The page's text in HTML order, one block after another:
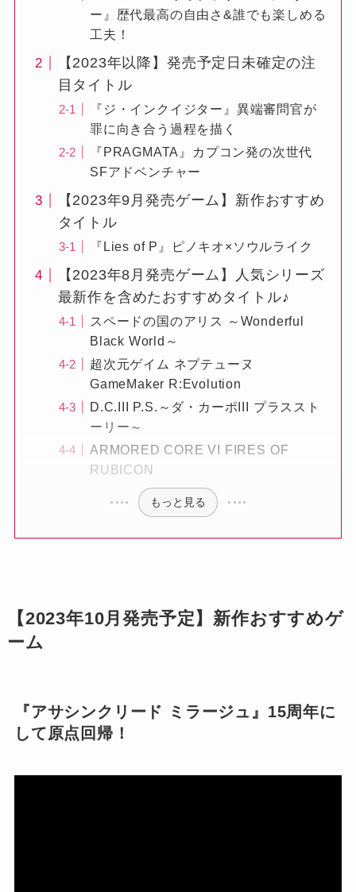
ー』歴代最高の自由さ&誰でも楽しめる
工夫！
【2023年以降】発売予定日未確定の注
目タイトル
『ジ・インクイジター』異端審問官が
罪に向き合う過程を描く
『PRAGMATA』カプコン発の次世代
SFアドベンチャー
【2023年9月発売ゲーム】新作おすすめ
タイトル
『Lies of P』ピノキオ×ソウルライク
【2023年8月発売ゲーム】人気シリーズ
最新作を含めたおすすめタイトル♪
スペードの国のアリス ～Wonderful
Black World～
超次元ゲイム ネプテューヌ
GameMaker R:Evolution
D.C.III P.S.～ダ・カーポIII プラススト
ーリー～
ARMORED CORE VI FIRES OF
RUBICON
もっと見る
【2023年10月発売予定】新作おすすめゲ
ーム
『アサシンクリード ミラージュ』15周年に
して原点回帰！